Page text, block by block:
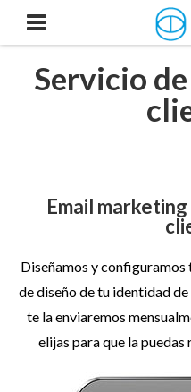
Servicio
Email
Diseñamos y
de diseño de tu identidad
te la enviaremos
elijas para que la puedas